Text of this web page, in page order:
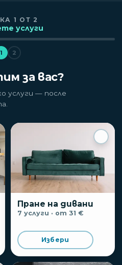
1 ОТ 2
услуги
1 2
за вас?
услуги — после
Пране на дивани
7 услуги · от 31 €
Избери